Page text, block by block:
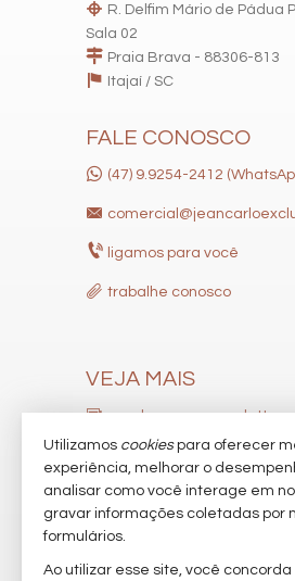
R. Delfim Mário de Pádua
Sala 02
Praia Brava - 88306-813
Itajaí / SC
FALE CONOSCO
(47) 9.9254-2412
ligamos para você
trabalhe conosco
VEJA MAIS
receba nosso newsletter
indicadores financeiros
cadastre seu imóvel
imóveis favoritos
mapa de imóveis
Utilizamos cookiespara oferecer
experiência, melhorar o
analisar como você interage em
gravar informações coletadas por
formulários.
Ao utilizar esse site, você concorda